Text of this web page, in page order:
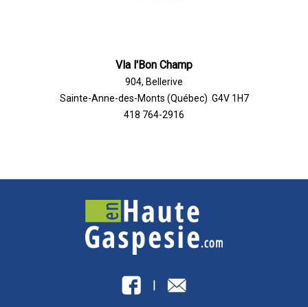
Vla l'Bon Champ
904, Bellerive
Sainte-Anne-des-Monts (Québec) G4V 1H7
418 764-2916
|